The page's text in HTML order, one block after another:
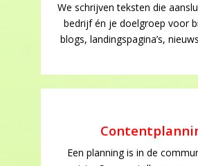
We schrijven teksten die
bedrijf én je doelgroep voor
blogs, landingspagina’s,
Een planning is in de